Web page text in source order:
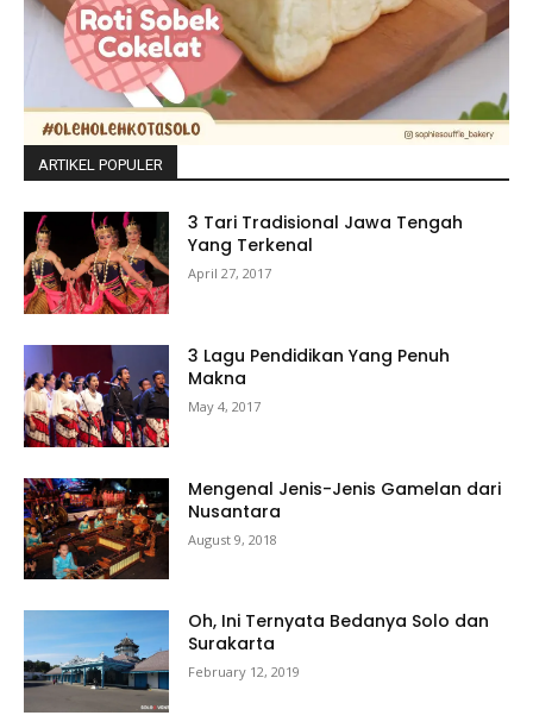
ARTIKEL POPULER
3 Tari Tradisional Jawa Tengah
Yang Terkenal
April 27, 2017
3 Lagu Pendidikan Yang Penuh
Makna
May 4, 2017
Mengenal Jenis-Jenis Gamelan dari
Nusantara
August 9, 2018
Oh, Ini Ternyata Bedanya Solo dan
Surakarta
February 12, 2019